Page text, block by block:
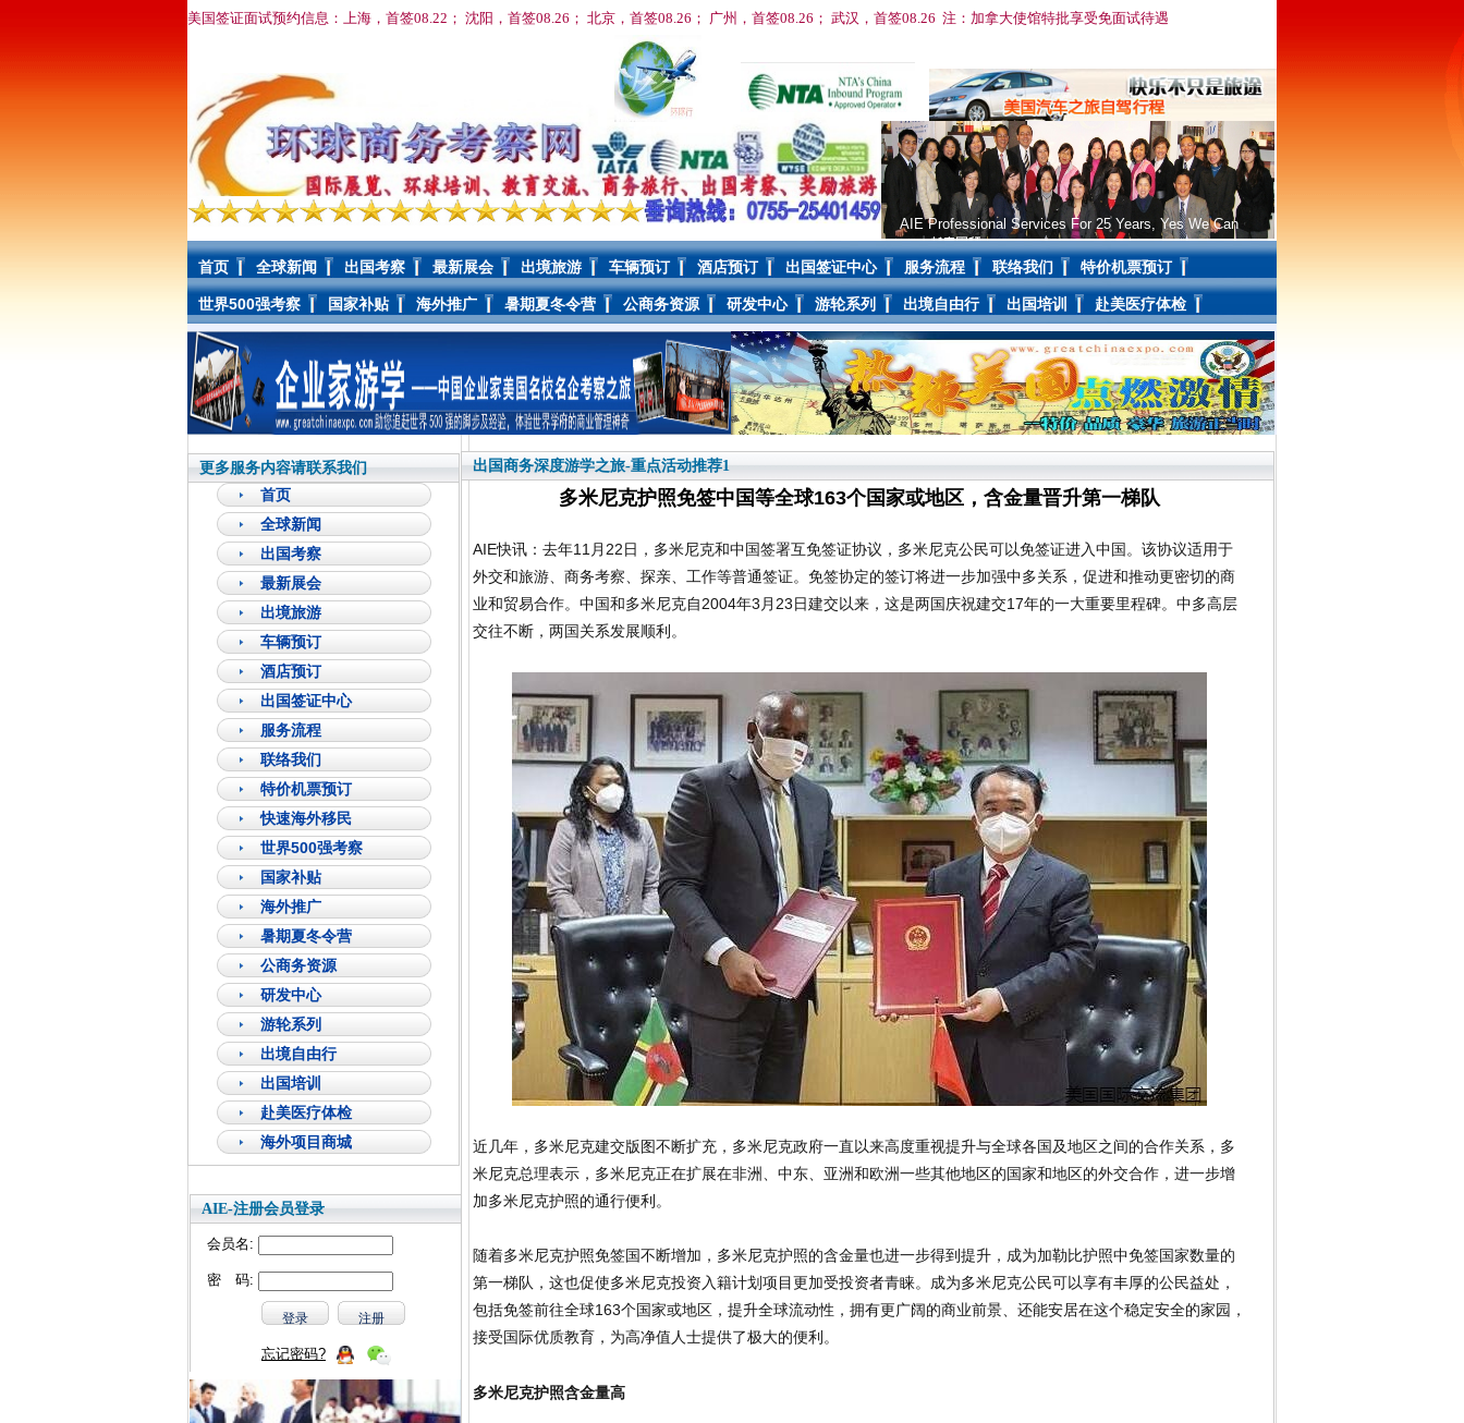
美国签证面试预约信息：上海，首签08.22； 沈阳，首签08.26； 北京，首签08.26； 广州，首签08.26； 武汉，首签08.26 注：加拿大使馆特批享受免面试待遇
AIE Professional Services For 25 Years, Yes We Can
首页 全球新闻 出国考察 最新展会 出境旅游 车辆预订 酒店预订 出国签证中心 服务流程 联络我们 特价机票预订
世界500强考察 国家补贴 海外推广 暑期夏冬令营 公商务资源 研发中心 游轮系列 出境自由行 出国培训 赴美医疗体检
更多服务内容请联系我们
首页
全球新闻
出国考察
最新展会
出境旅游
车辆预订
酒店预订
出国签证中心
服务流程
联络我们
特价机票预订
快速海外移民
世界500强考察
国家补贴
海外推广
暑期夏冬令营
公商务资源
研发中心
游轮系列
出境自由行
出国培训
赴美医疗体检
海外项目商城
AIE-注册会员登录
会员名:
密 码:
忘记密码?
出国商务深度游学之旅-重点活动推荐1
多米尼克护照免签中国等全球163个国家或地区，含金量晋升第一梯队
AIE快讯：去年11月22日，多米尼克和中国签署互免签证协议，多米尼克公民可以免签证进入中国。该协议适用于
外交和旅游、商务考察、探亲、工作等普通签证。免签协定的签订将进一步加强中多关系，促进和推动更密切的商
业和贸易合作。中国和多米尼克自2004年3月23日建交以来，这是两国庆祝建交17年的一大重要里程碑。中多高层
交往不断，两国关系发展顺利。
近几年，多米尼克建交版图不断扩充，多米尼克政府一直以来高度重视提升与全球各国及地区之间的合作关系，多
米尼克总理表示，多米尼克正在扩展在非洲、中东、亚洲和欧洲一些其他地区的国家和地区的外交合作，进一步增
加多米尼克护照的通行便利。
随着多米尼克护照免签国不断增加，多米尼克护照的含金量也进一步得到提升，成为加勒比护照中免签国家数量的
第一梯队，这也促使多米尼克投资入籍计划项目更加受投资者青睐。成为多米尼克公民可以享有丰厚的公民益处，
包括免签前往全球163个国家或地区，提升全球流动性，拥有更广阔的商业前景、还能安居在这个稳定安全的家园，
接受国际优质教育，为高净值人士提供了极大的便利。
多米尼克护照含金量高